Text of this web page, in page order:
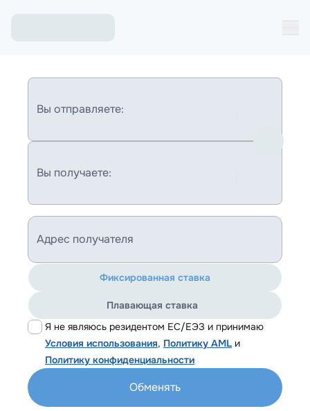
Вы отправляете:
Вы получаете:
Адрес получателя
Я не являюсь резидентом ЕС/ЕЭЗ и принимаю
Условия использования, Политику AML и
Политику конфиденциальности
Фиксированная ставка
Плавающая ставка
Обменять